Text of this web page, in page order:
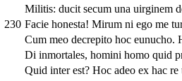
Militis: ducit secum una uirginem
230 Facie honesta! Mirum ni ego me
Cum meo decrepito hoc eunucho.
Di inmortales, homini homo quid
Quid inter est? Hoc adeo ex hac